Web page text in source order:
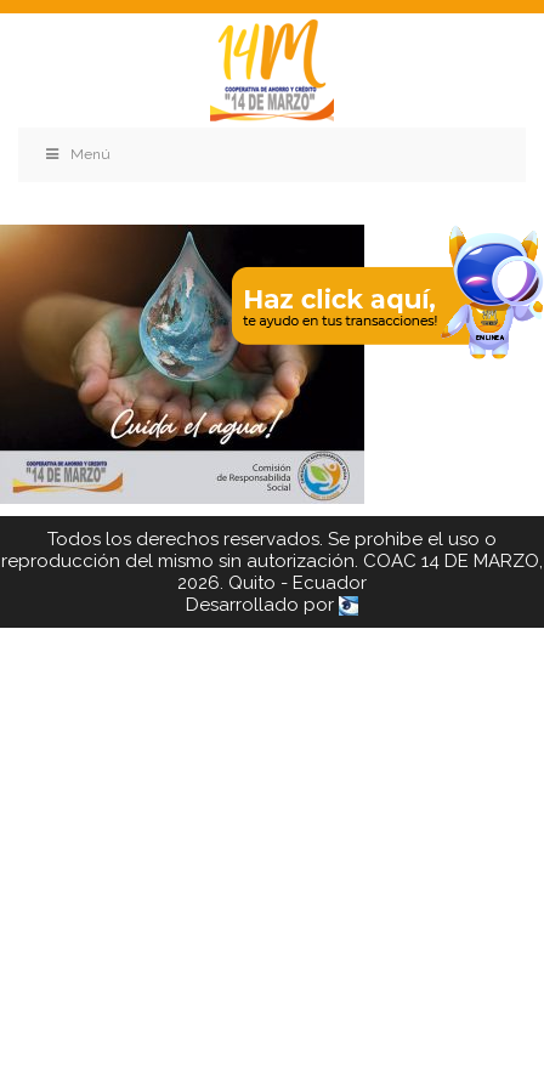
Menú
Todos los derechos reservados. Se prohibe el uso o
reproducción del mismo sin autorización. COAC 14 DE MARZO,
2026. Quito - Ecuador
Desarrollado por